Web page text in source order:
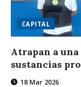
CAPITAL
Atrapan a
sustancias
18 Mar 2026